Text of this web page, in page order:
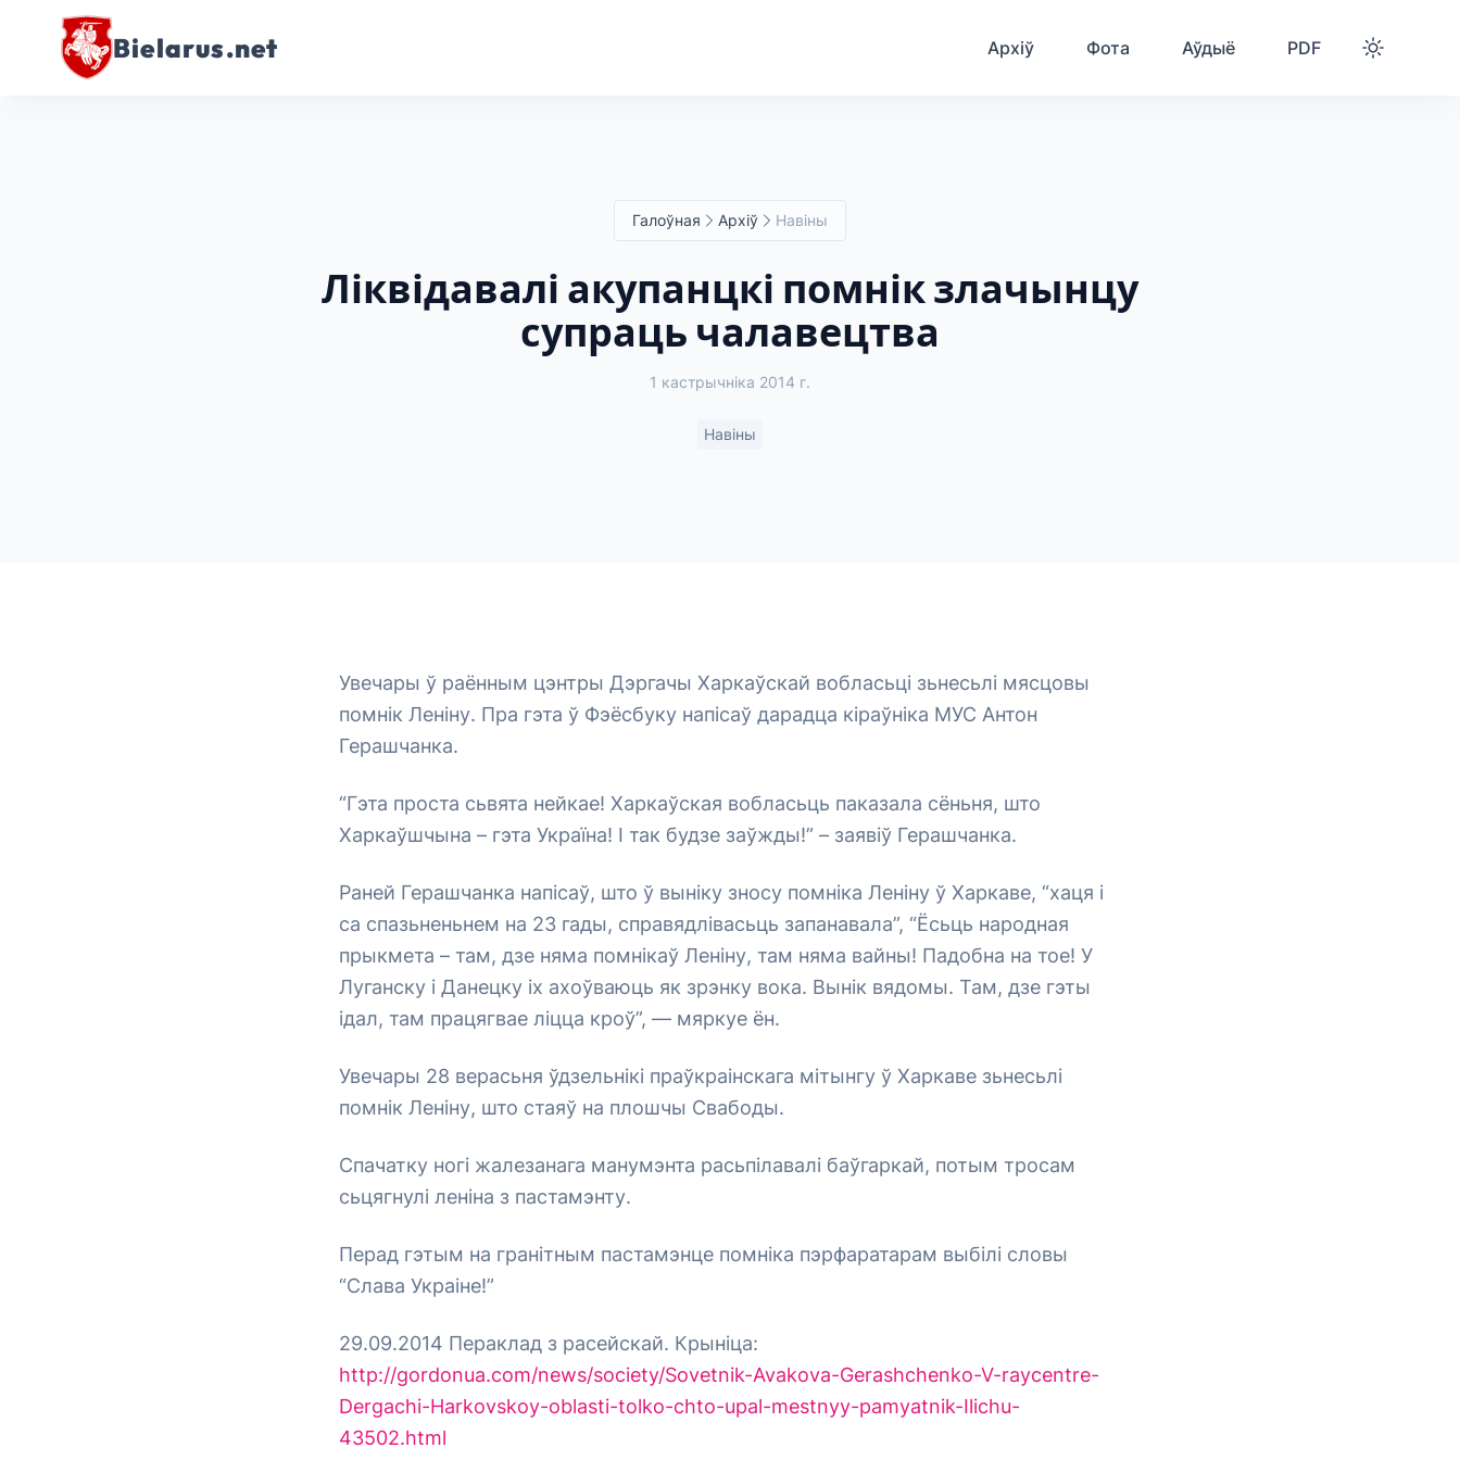
Bielarus.net Архіў Фота Аўдыё PDF
Галоўная Архіў Навіны
Ліквідавалі акупанцкі помнік злачынцу
супраць чалавецтва
1 кастрычніка 2014 г.
Навіны
Увечары ў раённым цэнтры Дэргачы Харкаўскай вобласьці зьнесьлі мясцовы
помнік Леніну. Пра гэта ў Фэёсбуку напісаў дарадца кіраўніка МУС Антон
Герашчанка.
“Гэта проста сьвята нейкае! Харкаўская вобласьць паказала сёньня, што
Харкаўшчына – гэта Україна! І так будзе заўжды!” – заявіў Герашчанка.
Раней Герашчанка напісаў, што ў выніку зносу помніка Леніну ў Харкаве, “хаця і
са спазьненьнем на 23 гады, справядлівасьць запанавала”, “Ёсьць народная
прыкмета – там, дзе няма помнікаў Леніну, там няма вайны! Падобна на тое! У
Луганску і Данецку іх ахоўваюць як зрэнку вока. Вынік вядомы. Там, дзе гэты
ідал, там працягвае ліцца кроў”, — мяркуе ён.
Увечары 28 верасьня ўдзельнікі праўкраінскага мітынгу ў Харкаве зьнесьлі
помнік Леніну, што стаяў на плошчы Свабоды.
Спачатку ногі жалезанага манумэнта расьпілавалі баўгаркай, потым тросам
сьцягнулі леніна з пастамэнту.
Перад гэтым на гранітным пастамэнце помніка пэрфаратарам выбілі словы
“Слава Украіне!”
29.09.2014 Пераклад з расейскай. Крыніца:
http://gordonua.com/news/society/Sovetnik-Avakova-Gerashchenko-V-raycentre-
Dergachi-Harkovskoy-oblasti-tolko-chto-upal-mestnyy-pamyatnik-Ilichu-
43502.html